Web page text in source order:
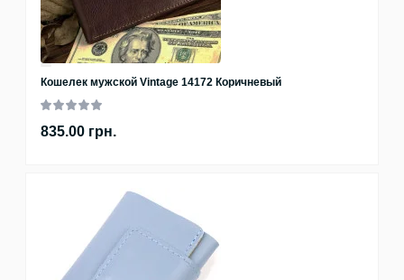
Кошелек мужской Vintage 14172 Коричневый
835.00 грн.